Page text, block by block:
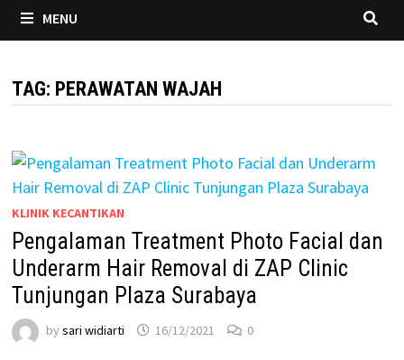
MENU
TAG: PERAWATAN WAJAH
KLINIK KECANTIKAN
Pengalaman Treatment Photo Facial dan
Underarm Hair Removal di ZAP Clinic
Tunjungan Plaza Surabaya
by sari widiarti 16/12/2021 0